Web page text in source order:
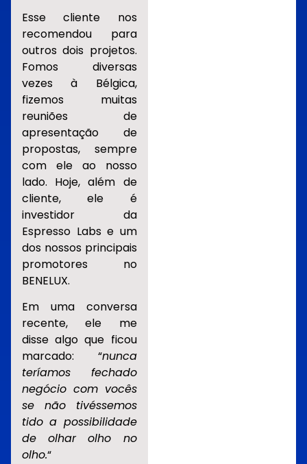
Esse cliente nos
recomendou para
outros dois projetos.
Fomos diversas
vezes à Bélgica,
fizemos muitas
reuniões de
apresentação de
propostas, sempre
com ele ao nosso
lado. Hoje, além de
cliente, ele é
investidor da
Espresso Labs e um
dos nossos principais
promotores no
BENELUX.
Em uma conversa
recente, ele me
disse algo que ficou
marcado: “nunca
teríamos fechado
negócio com vocês
se não tivéssemos
tido a possibilidade
de olhar olho no
olho.“